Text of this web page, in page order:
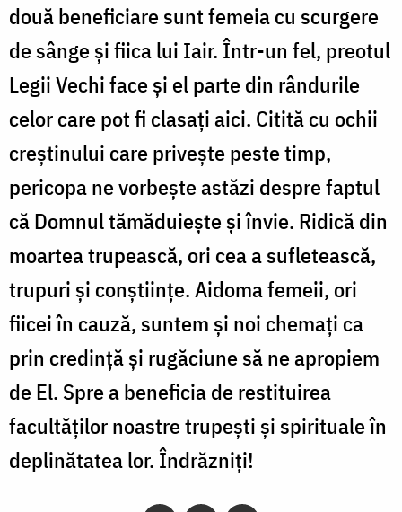
două beneficiare sunt femeia cu scurgere
de sânge și fiica lui Iair. Într-un fel, preotul
Legii Vechi face și el parte din rândurile
celor care pot fi clasați aici. Citită cu ochii
creștinului care privește peste timp,
pericopa ne vorbește astăzi despre faptul
că Domnul tămăduiește și învie. Ridică din
moartea trupească, ori cea a sufletească,
trupuri și conștiințe. Aidoma femeii, ori
fiicei în cauză, suntem și noi chemați ca
prin credință și rugăciune să ne apropiem
de El. Spre a beneficia de restituirea
facultăților noastre trupești și spirituale în
deplinătatea lor. Îndrăzniți!